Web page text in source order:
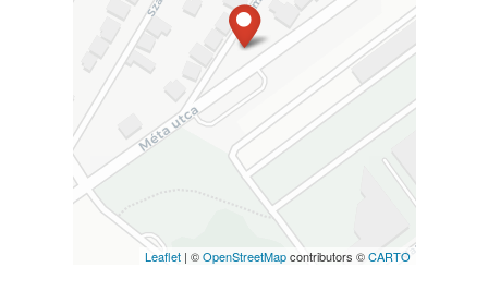
Leaflet| ©OpenStreetMapcontributors ©CARTO